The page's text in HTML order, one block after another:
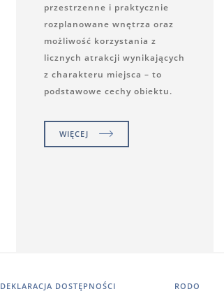
przestrzenne i praktycznie
rozplanowane wnętrza oraz
możliwość korzystania z
licznych atrakcji wynikających
z charakteru miejsca – to
podstawowe cechy obiektu.
WIĘCEJ
DEKLARACJA DOSTĘPNOŚCI RODO